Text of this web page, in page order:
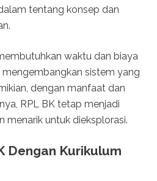
tentang konsep dan
waktu dan biaya
sistem yang
dengan manfaat dan
RPL BK tetap menjadi
menarik untuk dieksplorasi.
Dengan Kurikulum